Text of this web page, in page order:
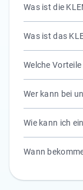
Was ist die
Was ist das
Welche
Wer kann bei
Wie kann ich
Wann